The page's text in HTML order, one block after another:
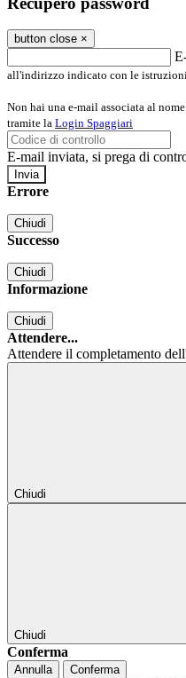
button close ×
all'indirizzo indicato con le istruzioni
Non hai una e-mail associata al
tramite la Login Spaggiari
E-mail inviata, si prega di
Errore
Chiudi
Successo
Chiudi
Informazione
Chiudi
Attendere...
Attendere il completamento
Chiudi
Chiudi
Conferma
Annulla Conferma